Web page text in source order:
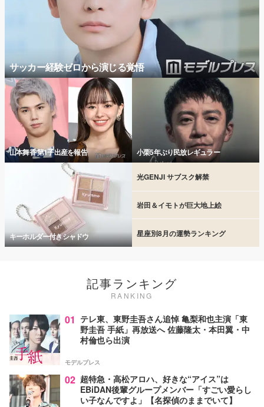
サッカー経験ゼロから演じる覚悟
山本舞香 第1子出産を報告 小栗5年ぶり民放レギュラー
キーホルダー付きシャドウ
光GENJI サブスク解禁
岩田＆イモトが巨大地上絵
星座別8月の運勢ランキング
記事ランキング
RANKING
01 テレ東、東野圭吾さん追悼 亀梨和也主演「東
野圭吾 手紙」再放送へ 佐藤隆太・本田翼・中
村倫也ら出演
モデルプレス
02 超特急・高松アロハ、好きな“アイス”は
EBiDAN後輩グループメンバー「すごい愛らし
い子なんですよ」【名探偵のままでいて】